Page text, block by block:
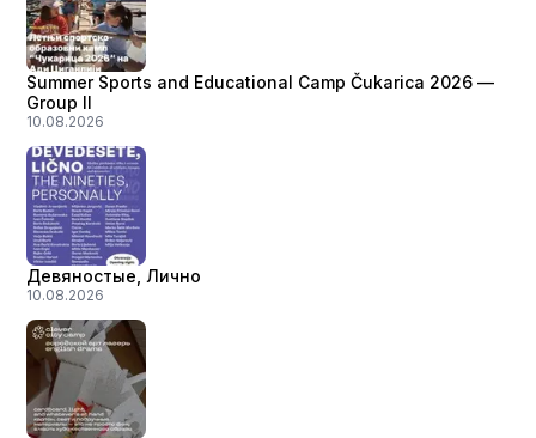
Summer Sports and Educational Camp Čukarica 2026 —
Group II
10.08.2026
Девяностые, Лично
10.08.2026